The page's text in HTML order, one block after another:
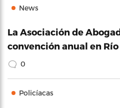
News
La Asociación de
convención anual en
0
Policíacas